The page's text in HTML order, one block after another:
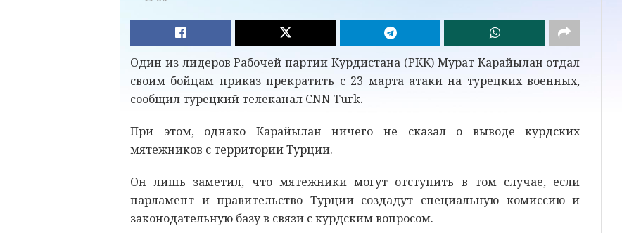
Один из лидеров Рабочей партии Курдистана (РКК) Мурат Карайылан отдал
своим бойцам приказ прекратить с 23 марта атаки на турецких военных,
сообщил турецкий телеканал CNN Turk.
При этом, однако Карайылан ничего не сказал о выводе курдских
мятежников с территории Турции.
Он лишь заметил, что мятежники могут отступить в том случае, если
парламент и правительство Турции создадут специальную комиссию и
законодательную базу в связи с курдским вопросом.